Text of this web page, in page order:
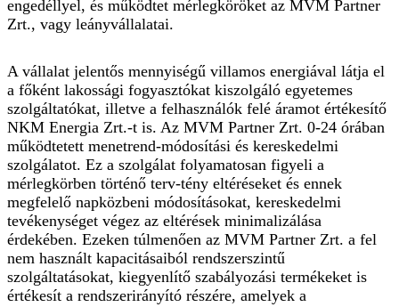
engedéllyel, és működtet mérlegköröket az MVM Partner
Zrt., vagy leányvállalatai.
A vállalat jelentős mennyiségű villamos energiával látja el
a főként lakossági fogyasztókat kiszolgáló egyetemes
szolgáltatókat, illetve a felhasználók felé áramot értékesítő
NKM Energia Zrt.-t is. Az MVM Partner Zrt. 0-24 órában
működtetett menetrend-módosítási és kereskedelmi
szolgálatot. Ez a szolgálat folyamatosan figyeli a
mérlegkörben történő terv-tény eltéréseket és ennek
megfelelő napközbeni módosításokat, kereskedelmi
tevékenységet végez az eltérések minimalizálása
érdekében. Ezeken túlmenően az MVM Partner Zrt. a fel
nem használt kapacitásaiból rendszerszintű
szolgáltatásokat, kiegyenlítő szabályozási termékeket is
értékesít a rendszerirányító részére, amelyek a